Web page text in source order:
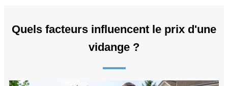
Quels facteurs influencent le prix d'une
vidange ?